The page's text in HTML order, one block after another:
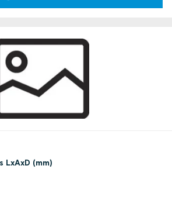
LxAxD (mm)